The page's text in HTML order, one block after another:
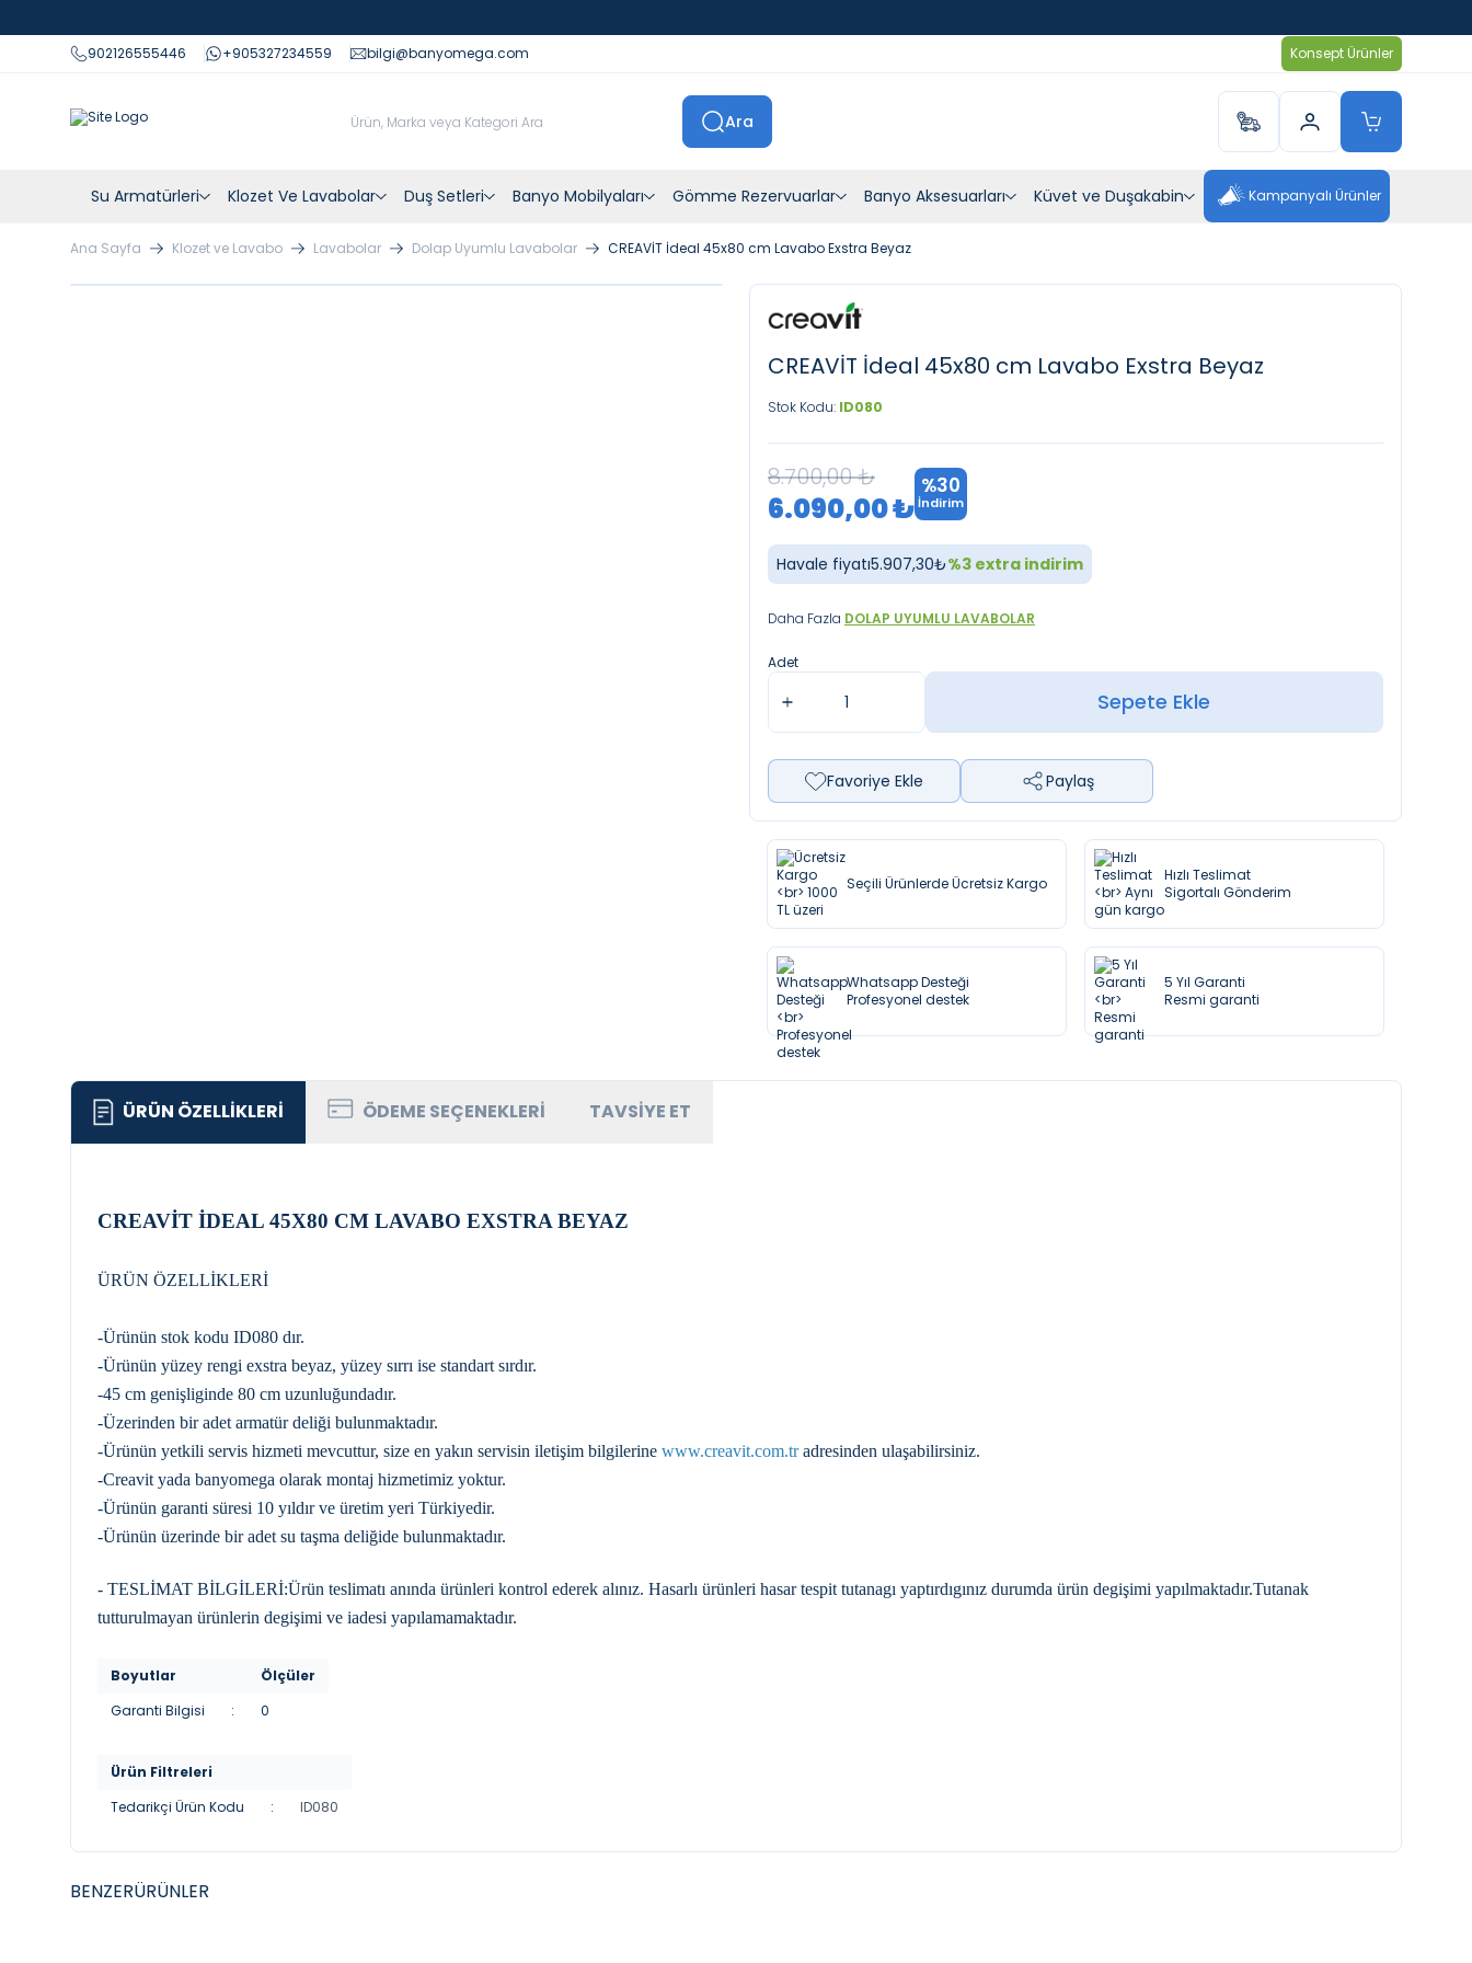
902126555446
+905327234559 bilgi@banyomega.com Konsept Ürünler
Ara
Su Armatürleri Klozet Ve Lavabolar Duş Setleri Banyo Mobilyaları Gömme Rezervuarlar Banyo Aksesuarları Küvet ve Duşakabin Kampanyalı Ürünler
Ana Sayfa Klozet ve Lavabo Lavabolar Dolap Uyumlu Lavabolar CREAVİT İdeal 45x80 cm Lavabo Exstra Beyaz
CREAVİT İdeal 45x80 cm Lavabo Exstra Beyaz
Stok Kodu: ID080
8.700,00₺
6.090,00₺
%30
İndirim
Havale fiyatı5.907,30₺%3extra indirim
Daha Fazla DOLAP UYUMLU LAVABOLAR
Adet
Sepete Ekle
Favoriye Ekle Paylaş
Seçili Ürünlerde Ücretsiz Kargo
Hızlı Teslimat
Sigortalı Gönderim
Whatsapp Desteği
Profesyonel destek
5 Yıl Garanti
Resmi garanti
ÜRÜN ÖZELLIKLERI ÖDEME SEÇENEKLERI TAVSIYE ET
CREAVİT İDEAL 45X80 CM LAVABO EXSTRA BEYAZ
ÜRÜN ÖZELLİKLERİ
-Ürünün stok kodu ID080 dır.
-Ürünün yüzey rengi exstra beyaz, yüzey sırrı ise standart sırdır.
-45 cm genişliginde 80 cm uzunluğundadır.
-Üzerinden bir adet armatür deliği bulunmaktadır.
-Ürünün yetkili servis hizmeti mevcuttur, size en yakın servisin iletişim bilgilerine www.creavit.com.tradresinden ulaşabilirsiniz.
-Creavit yada banyomega olarak montaj hizmetimiz yoktur.
-Ürünün garanti süresi 10 yıldır ve üretim yeri Türkiyedir.
-Ürünün üzerinde bir adet su taşma deliğide bulunmaktadır.
- TESLİMAT BİLGİLERİ:Ürün teslimatı anında ürünleri kontrol ederek alınız. Hasarlı ürünleri hasar tespit tutanagı yaptırdıgınız durumda ürün degişimi yapılmaktadır.Tutanak
tutturulmayan ürünlerin degişimi ve iadesi yapılamamaktadır.
Boyutlar
Ölçüler
Garanti Bilgisi
: 0
Ürün Filtreleri
Tedarikçi Ürün Kodu
: ID080
BENZERÜRÜNLER